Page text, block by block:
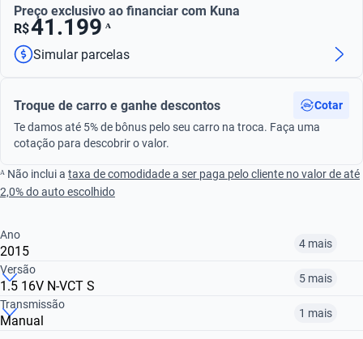
Preço exclusivo ao financiar com Kuna
R$41.199 ᴬ
Simular parcelas
Troque de carro e ganhe descontos
Cotar
Te damos até 5% de bônus pelo seu carro na troca. Faça uma
cotação para descobrir o valor.
ᴬ Não inclui a taxa de comodidade a ser paga pelo cliente no valor de até
2,0% do auto escolhido
Ano
2015 4 mais
2014
R$ 29.399
Versão
1.5 16V N-VCT S 5 mais
1.0 8V FLEX MT
Transmissão
Manual 1 mais